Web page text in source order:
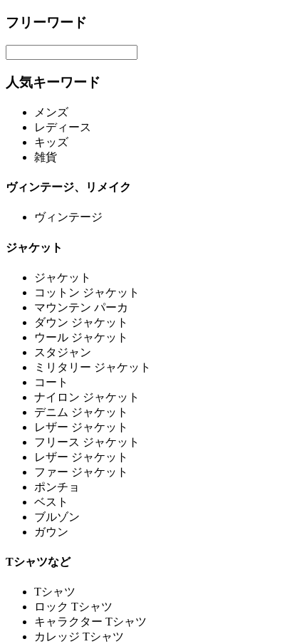
フリーワード
人気キーワード
メンズ
レディース
キッズ
雑貨
ヴィンテージ、リメイク
ヴィンテージ
ジャケット
ジャケット
コットン ジャケット
マウンテン パーカ
ダウン ジャケット
ウール ジャケット
スタジャン
ミリタリー ジャケット
コート
ナイロン ジャケット
デニム ジャケット
レザー ジャケット
フリース ジャケット
レザー ジャケット
ファー ジャケット
ポンチョ
ベスト
ブルゾン
ガウン
Tシャツなど
Tシャツ
ロック Tシャツ
キャラクター Tシャツ
カレッジ Tシャツ